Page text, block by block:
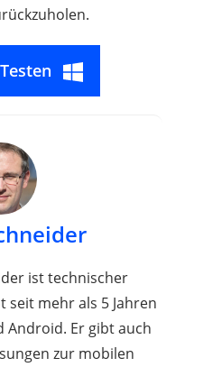
ist technischer
seit mehr als 5 Jahren
Android. Er gibt auch
zur mobilen